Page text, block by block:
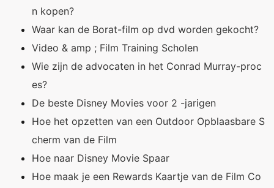
n kopen?
Waar kan de Borat-film op dvd worden gekocht?
Video & amp ; Film Training Scholen
Wie zijn de advocaten in het Conrad Murray-proc
es?
De beste Disney Movies voor 2 -jarigen
Hoe het opzetten van een Outdoor Opblaasbare S
cherm van de Film
Hoe naar Disney Movie Spaar
Hoe maak je een Rewards Kaartje van de Film Co